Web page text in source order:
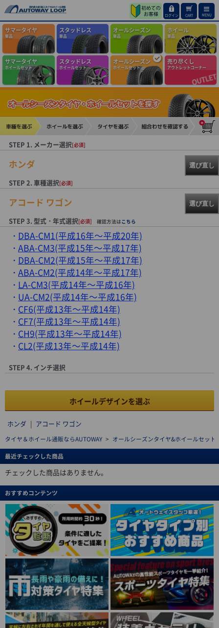
ログイン CART MENU
サマータイヤ
単品
スタッドレス
単品
オールシーズン
単品
ホイール
単品
サマータイヤ
ホイールセット
スタッドレス
ホイールセット
オールシーズン
ホイールセット
売り尽くし
アウトレットコーナー
STEP 1. メーカー選択[必須]
ホンダ 選び直し
STEP 2. 車種選択[必須]
アコード ワゴン 選び直し
STEP 3. 型式・年式選択[必須] 確認方法はこちら
DBA-CM1(平成16年～平成20年)
ABA-CM3(平成15年～平成17年)
DBA-CM2(平成15年～平成17年)
ABA-CM2(平成14年～平成17年)
LA-CM3(平成14年～平成16年)
UA-CM2(平成14年～平成16年)
CF6(平成13年～平成14年)
CF7(平成13年～平成14年)
CH9(平成13年～平成14年)
CL2(平成13年～平成14年)
STEP 4. インチ選択
ホイールデザインを選ぶ
ホンダ | アコード ワゴン
タイヤ＆ホイール通販ならAUTOWAY > オールシーズンタイヤ&ホイールセッ
最近チェックした商品
チェックした商品はありません。
おすすめコンテンツ